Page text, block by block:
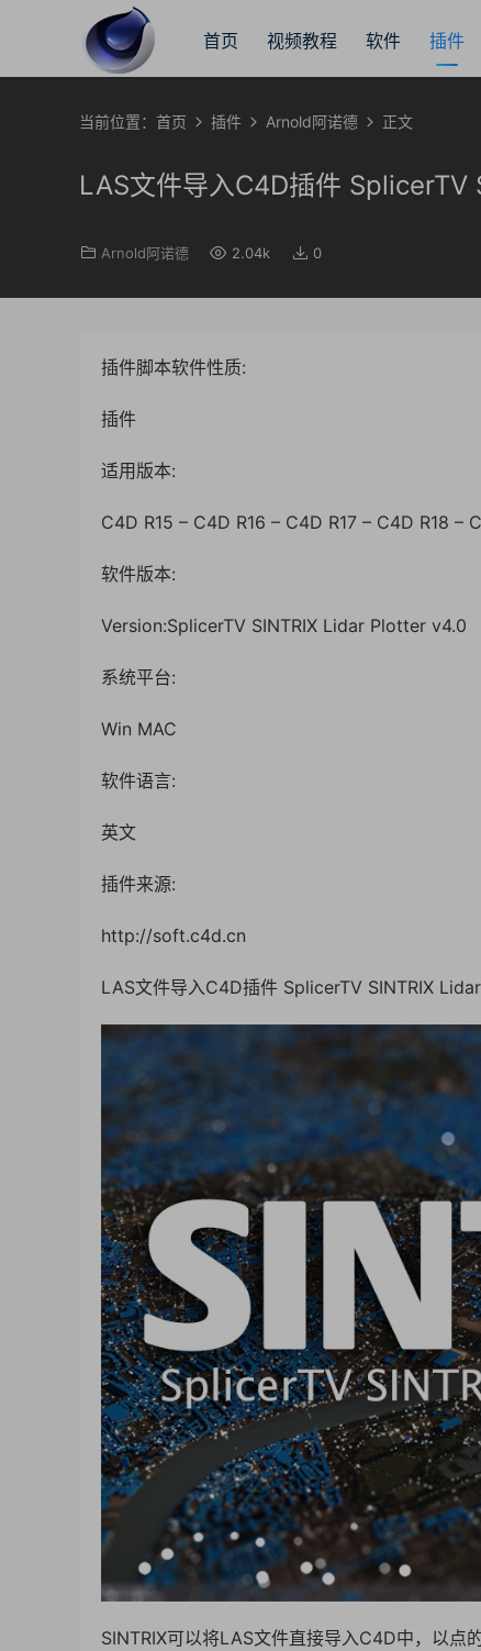
首页 视频教程 软件 插件
当前位置： 首页 插件 Arnold阿诺德 正文
LAS文件导入C4D插件
Arnold阿诺德 2.04k 0
插件脚本软件性质:
插件
适用版本:
C4D R15 – C4D R16 – C4D R17 – C4D R18 –
软件版本:
Version:SplicerTV SINTRIX Lidar Plotter v4.0
系统平台:
Win MAC
软件语言:
英文
插件来源:
http://soft.c4d.cn
LAS文件导入C4D插件 SplicerTV SINTRIX
SINTRIX可以将LAS文件直接导入C4D中，以点